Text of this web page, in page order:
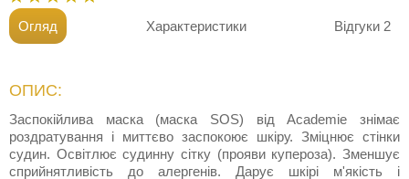
Огляд Характеристики Відгуки 2
ОПИС:
Заспокійлива маска (маска SOS) від Academie знімає
роздратування і миттєво заспокоює шкіру. Зміцнює стінки
судин. Освітлює судинну сітку (прояви купероза). Зменшує
сприйнятливість до алергенів. Дарує шкірі м'якість і